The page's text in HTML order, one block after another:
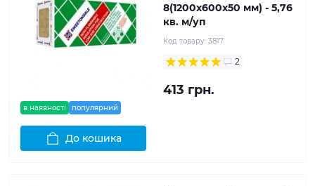
в наявності популярний
8(1200x600x50 мм) - 5,76
кв. м/уп
Код товару: 3817
2
413 грн.
До кошика